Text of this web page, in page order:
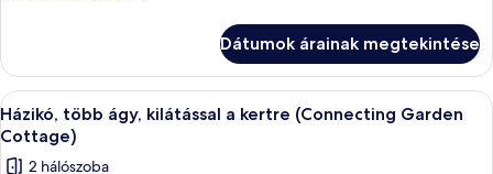
ágy,
club
lounge-
belépés
(Connecting
club
lounge-
belépés
(Connecting
Mandira
Signature
Dátumok árainak megtekintése
A
következő
szoba
Egy kétágyas szoba íróasztallal,
14
Házikó, több ágy, kilátással a kertre (Connecting Garden
Cottage)
2 hálószoba